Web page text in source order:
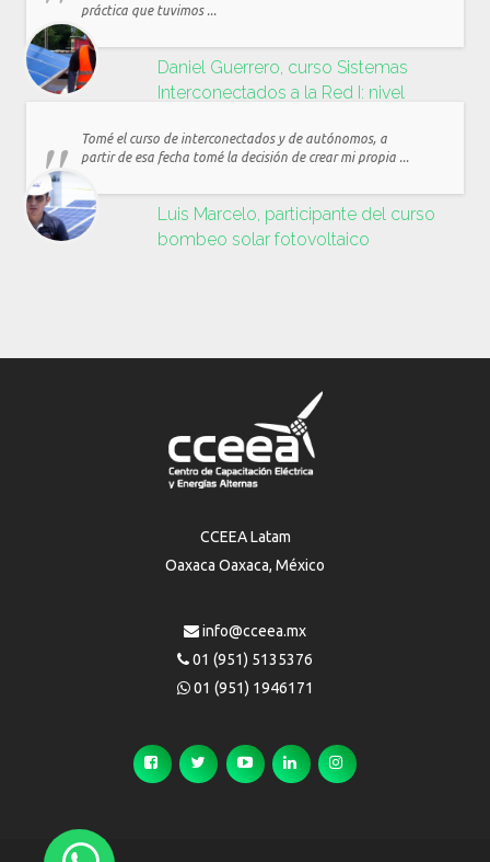
práctica que tuvimos ...
Daniel Guerrero, curso Sistemas
Interconectados a la Red I: nivel
Tomé el curso de interconectados y de autónomos, a
partir de esa fecha tomé la decisión de crear mi propia ...
Luis Marcelo, participante del curso
bombeo solar fotovoltaico
CCEEA Latam
Oaxaca Oaxaca, México
info@cceea.mx
01 (951) 5135376
01 (951) 1946171